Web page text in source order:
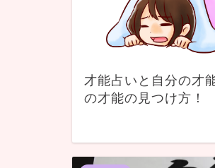
才能占いと自分の才
の才能の見つけ方！